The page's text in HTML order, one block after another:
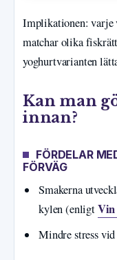
Implikationen: varje
matchar olika
yoghurtvarianten
Kan man
innan?
FÖRDELAR
FÖRVÄG
Smakerna
kylen (enligt
Mindre stress vid